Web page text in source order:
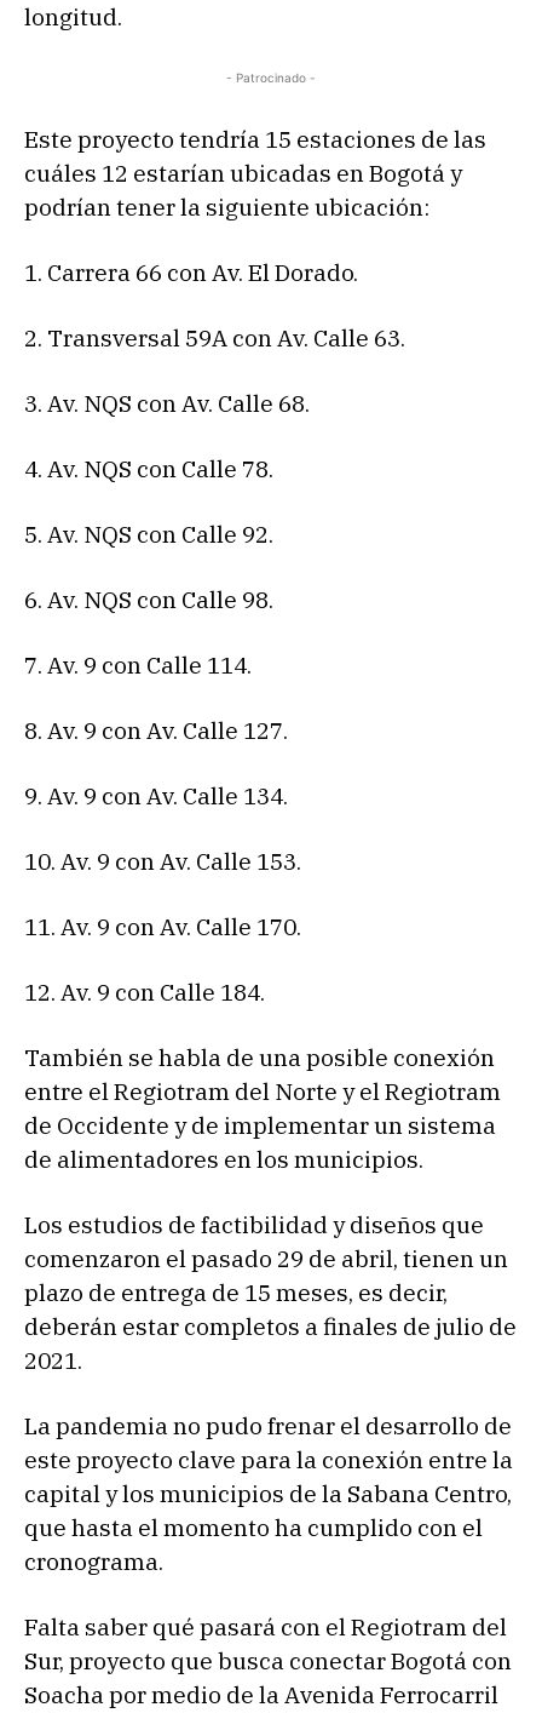
longitud.
- Patrocinado -
Este proyecto tendría 15 estaciones de las
cuáles 12 estarían ubicadas en Bogotá y
podrían tener la siguiente ubicación:
1. Carrera 66 con Av. El Dorado.
2. Transversal 59A con Av. Calle 63.
3. Av. NQS con Av. Calle 68.
4. Av. NQS con Calle 78.
5. Av. NQS con Calle 92.
6. Av. NQS con Calle 98.
7. Av. 9 con Calle 114.
8. Av. 9 con Av. Calle 127.
9. Av. 9 con Av. Calle 134.
10. Av. 9 con Av. Calle 153.
11. Av. 9 con Av. Calle 170.
12. Av. 9 con Calle 184.
También se habla de una posible conexión
entre el Regiotram del Norte y el Regiotram
de Occidente y de implementar un sistema
de alimentadores en los municipios.
Los estudios de factibilidad y diseños que
comenzaron el pasado 29 de abril, tienen un
plazo de entrega de 15 meses, es decir,
deberán estar completos a finales de julio de
2021.
La pandemia no pudo frenar el desarrollo de
este proyecto clave para la conexión entre la
capital y los municipios de la Sabana Centro,
que hasta el momento ha cumplido con el
cronograma.
Falta saber qué pasará con el Regiotram del
Sur, proyecto que busca conectar Bogotá con
Soacha por medio de la Avenida Ferrocarril